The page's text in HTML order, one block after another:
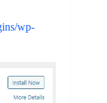
wp-